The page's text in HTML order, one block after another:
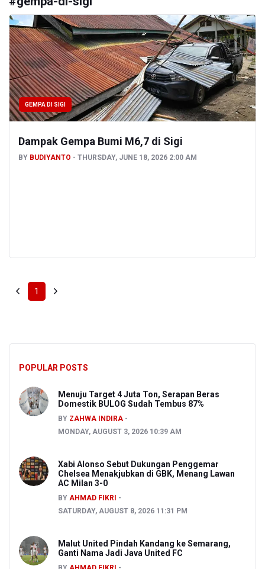
GEMPA DI SIGI
Dampak Gempa Bumi M6,7 di Sigi
BY BUDIYANTO THURSDAY, JUNE 18, 2026 2:00 AM
1
POPULAR POSTS
Menuju Target 4 Juta Ton, Serapan Beras
Domestik BULOG Sudah Tembus 87%
BY ZAHWA INDIRA
MONDAY, AUGUST 3, 2026 10:39 AM
Xabi Alonso Sebut Dukungan Penggemar
Chelsea Menakjubkan di GBK, Menang Lawan
AC Milan 3-0
BY AHMAD FIKRI
SATURDAY, AUGUST 8, 2026 11:31 PM
Malut United Pindah Kandang ke Semarang,
Ganti Nama Jadi Java United FC